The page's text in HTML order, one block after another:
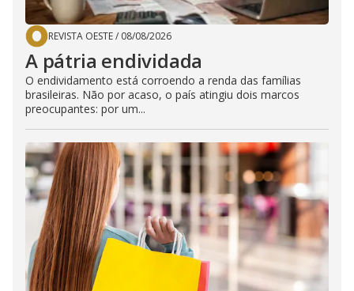
REVISTA OESTE/ 08/08/2026
A pátria endividada
O endividamento está corroendo a renda das famílias
brasileiras. Não por acaso, o país atingiu dois marcos
preocupantes: por um...